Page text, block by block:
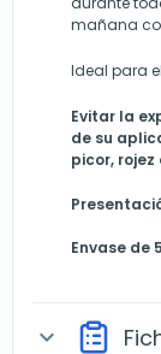
mañana
Ideal para
Evitar la
de su
picor,
Envase de
expand_more